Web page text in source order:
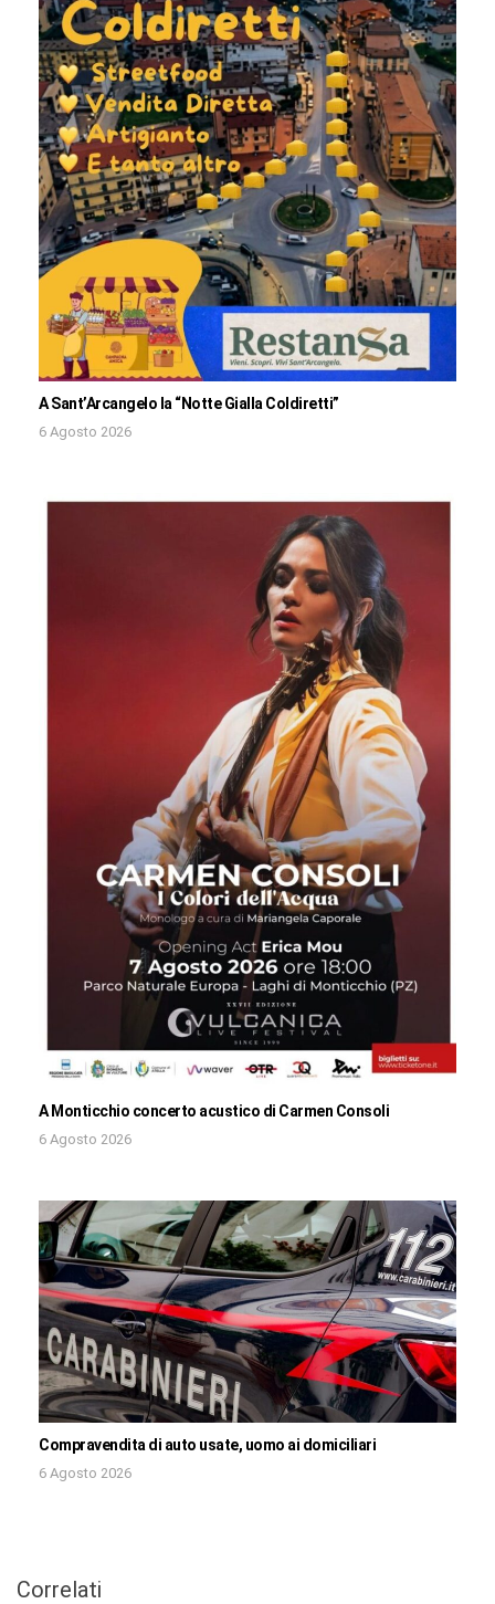
A Sant’Arcangelo la “Notte Gialla Coldiretti”
6 Agosto 2026
A Monticchio concerto acustico di Carmen Consoli
6 Agosto 2026
Compravendita di auto usate, uomo ai domiciliari
6 Agosto 2026
Correlati